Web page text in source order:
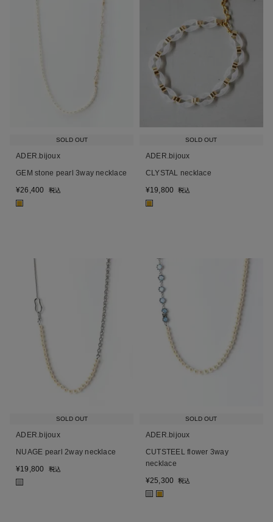
SOLD OUT
ADER.bijoux
GEM stone pearl 3way necklace
¥26,400 税込
■
SOLD OUT
ADER.bijoux
CLYSTAL necklace
¥19,800 税込
■
SOLD OUT
ADER.bijoux
NUAGE pearl 2way necklace
¥19,800 税込
SOLD OUT
ADER.bijoux
CUTSTEEL flower 3way
necklace
¥25,300 税込